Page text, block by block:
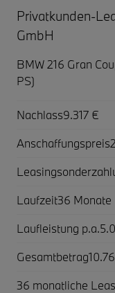
Privatkunden-
GmbH
BMW 216 Gran
PS)
Nachlass9.317 €
Anschaffungspreis
Laufzeit36 Monate
Laufleistung p.a.
Gesamtbetrag
36 monatliche